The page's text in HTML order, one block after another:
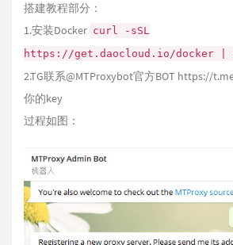
搭建教程部分：
1.安装Docker curl -sSL
https://get.daocloud.io/docker |
2.TG联系@MTProxybot官方BOT https://
你的key
过程如图：